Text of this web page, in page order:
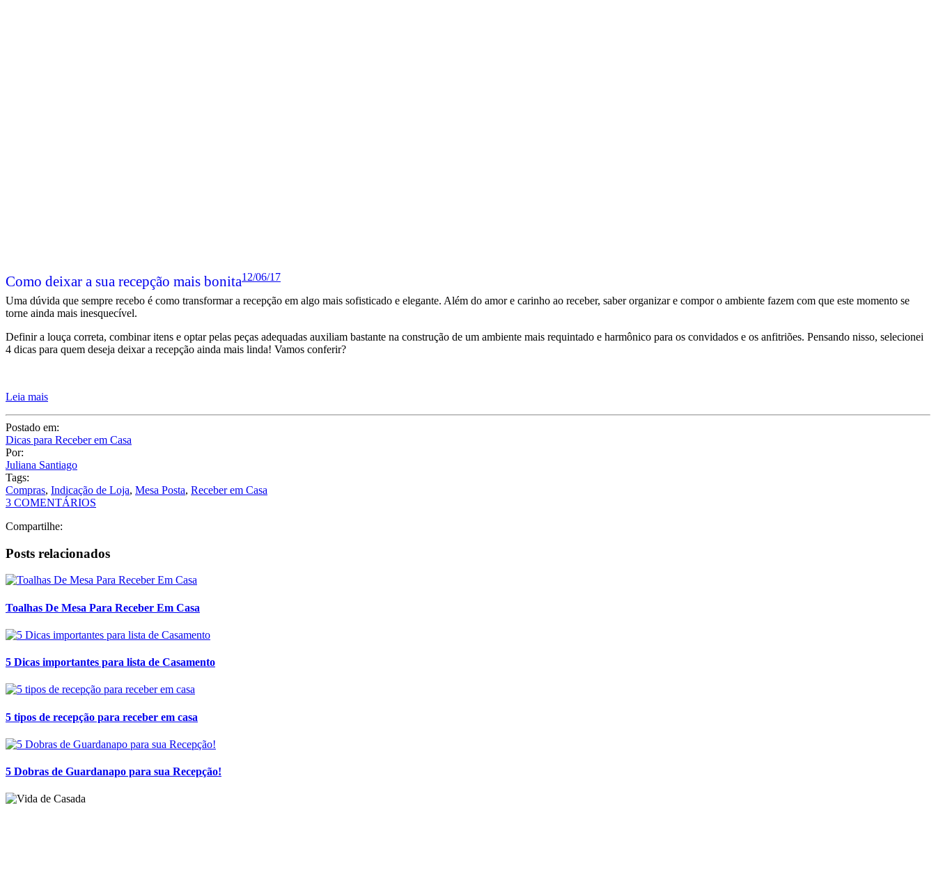
Como deixar a sua recepção mais bonita12/06/17
Uma dúvida que sempre recebo é como transformar a recepção em algo mais sofisticado e elegante. Além do amor e carinho ao receber, saber organizar e compor o ambiente fazem com que este momento se
torne ainda mais inesquecível.
Definir a louça correta, combinar itens e optar pelas peças adequadas auxiliam bastante na construção de um ambiente mais requintado e harmônico para os convidados e os anfitriões. Pensando nisso, selecionei
4 dicas para quem deseja deixar a recepção ainda mais linda! Vamos conferir?
Leia mais
Postado em:
Dicas para Receber em Casa
Por:
Juliana Santiago
Tags:
Compras, Indicação de Loja, Mesa Posta, Receber em Casa
3 COMENTÁRIOS
Compartilhe:
Posts relacionados
Toalhas De Mesa Para Receber Em Casa
5 Dicas importantes para lista de Casamento
5 tipos de recepção para receber em casa
5 Dobras de Guardanapo para sua Recepção!